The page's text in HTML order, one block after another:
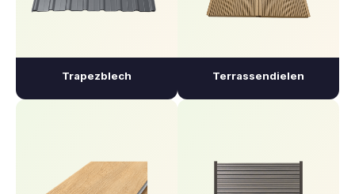
Trapezblech Terrassendielen